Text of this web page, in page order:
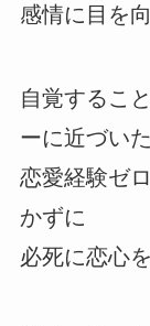
感情に目を
自覚するこ
ーに近づい
恋愛経験ゼ
かずに
必死に恋心